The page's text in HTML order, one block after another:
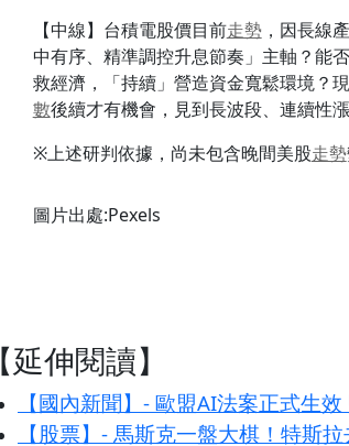
【中線】台積電股價目前走勢，因長線
中有序、精準調控升息節奏」主軸？能
救經濟，「持續」營造資金寬鬆環境？
數後續才有機會，見到長波段、連續性漲
※上述研判依據，尚未包含晚間美股走勢
圖片出處:Pexels
【延伸閱讀】
【國內新聞】- 歐盟AI法案正式生
【股票】- 馬斯克一盤大棋！特斯